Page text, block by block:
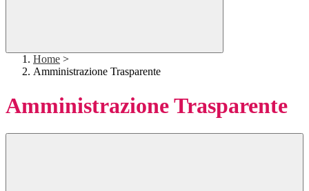
Home >
Amministrazione Trasparente
Amministrazione Trasparente